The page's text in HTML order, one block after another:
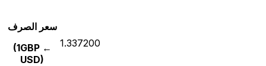
سعر الصرف
(1GBP ←
USD)
1.337200